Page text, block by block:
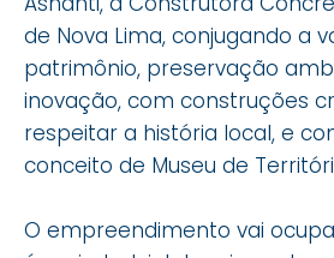
de Nova Lima, conjugando a
patrimônio, preservação
inovação, com construções
respeitar a história local, e
conceito de Museu de
O empreendimento vai